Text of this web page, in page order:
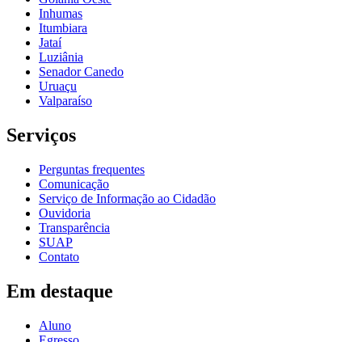
Inhumas
Itumbiara
Jataí
Luziânia
Senador Canedo
Uruaçu
Valparaíso
Serviços
Perguntas frequentes
Comunicação
Serviço de Informação ao Cidadão
Ouvidoria
Transparência
SUAP
Contato
Em destaque
Aluno